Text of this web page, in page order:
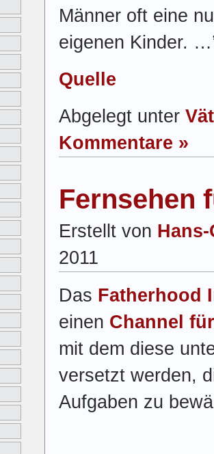
Männer oft eine
eigenen Kinder.
Quelle
Abgelegt unter
Kommentare »
Fernsehen
Erstellt von
2011
Das Fatherhood
einen Channel
mit dem diese
versetzt werden,
Aufgaben zu